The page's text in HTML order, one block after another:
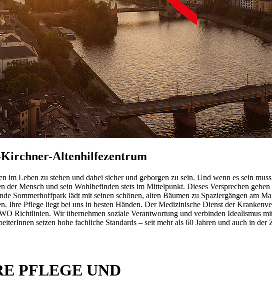
Altenhilfezentrum
im Leben zu stehen und dabei sicher und geborgen zu sein. Und wenn es sein
der Mensch und sein Wohlbefinden stets im Mittelpunkt. Dieses Versprechen
Sommerhoffpark lädt mit seinen schönen, alten Bäumen zu Spaziergängen am
Ihre Pflege liegt bei uns in besten Händen. Der Medizinische Dienst der
Richtlinien. Wir übernehmen soziale Verantwortung und verbinden Idealismus
setzen hohe fachliche Standards – seit mehr als 60 Jahren und auch in
PFLEGE UND